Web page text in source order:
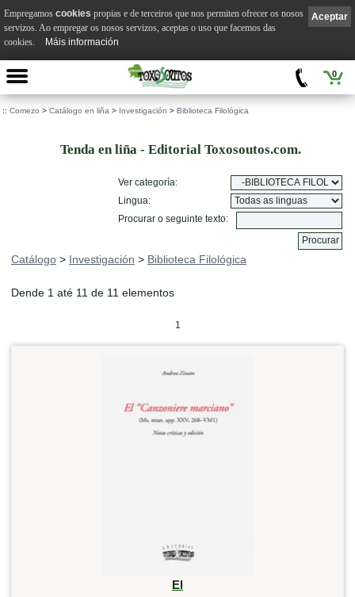
0
:: Comezo > Catálogo en liña > Investigación > Biblioteca Filológica
Tenda en liña - Editorial Toxosoutos.com.
Ver categoría:
Lingua:
Procurar o seguinte texto:
Catálogo > Investigación > Biblioteca Filológica
Dende 1 até 11 de 11 elementos
1
El
Aceptar
Empregamos cookies propias e de terceiros que nos permiten ofrecer os nosos
servizos. Ao empregar os nosos servizos, aceptas o uso que facemos das
cookies.
Máis información